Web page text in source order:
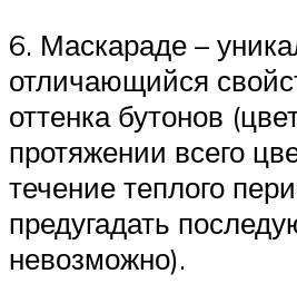
6. Маскараде –
отличающийся
оттенка бутонов
протяжении всего
течение теплого
предугадать
невозможно).